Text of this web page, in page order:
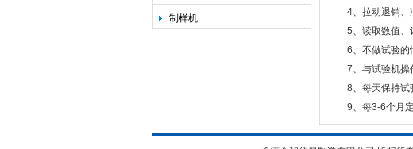
制样机
4、拉动退销、冲
5、读取数值、记
6、不做试验的情
7、与试验机操作
8、每天保持试
9、每3-6个月定